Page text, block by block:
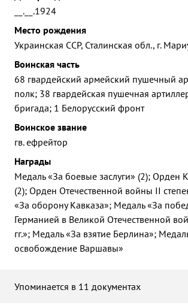
__.__.1924
Место рождения
Украинская ССР, Сталинская обл., г.
Воинская часть
68 гвардейский армейский пушечный
полк; 38 гвардейская пушечная
бригада; 1 Белорусский фронт
Воинское звание
гв. ефрейтор
Награды
Медаль «За боевые заслуги» (2); Орден
(2); Орден Отечественной войны II
«За оборону Кавказа»; Медаль «За
Германией в Великой Отечественной
гг.»; Медаль «За взятие Берлина»;
освобождение Варшавы»
Упоминается в 11 документах